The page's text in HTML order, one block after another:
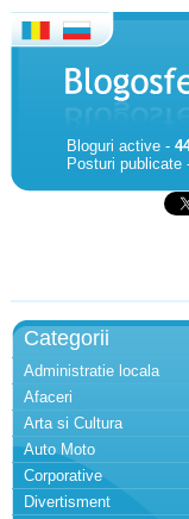
Bloguri active -
Posturi publicate
Categorii
Administratie locala
Afaceri
Arta si Cultura
Auto Moto
Corporative
Divertisment